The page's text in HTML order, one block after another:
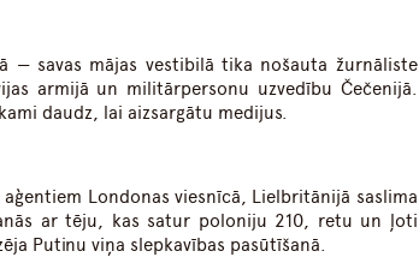
— savas mājas vestibilā tika nošauta žurnāliste
armijā un militārpersonu uzvedību Čečenijā.
daudz, lai aizsargātu medijus.
Londonas viesnīcā, Lielbritānijā saslima
ar tēju, kas satur poloniju 210, retu un ļoti
Putinu viņa slepkavības pasūtīšanā.